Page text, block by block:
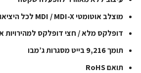
מוצלב אוטומטי MDI / MDI-X לכל היציאות
דופלקס מלא / חצי דופלקס למהירויות
תומך 9,216 בייט מסגרות ג’מבו
תואם RoHS